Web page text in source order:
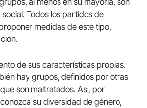
al menos en su mayoría, son
Todos los partidos de
medidas de este tipo,
de sus características propias.
hay grupos, definidos por otras
son maltratados. Así, por
su diversidad de género,